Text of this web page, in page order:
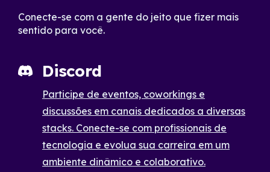
Conecte-se com a gente do jeito que fizer mais
sentido para você.
Discord
Participe de eventos, coworkings e
discussões em canais dedicados a diversas
stacks. Conecte-se com profissionais de
tecnologia e evolua sua carreira em um
ambiente dinâmico e colaborativo.